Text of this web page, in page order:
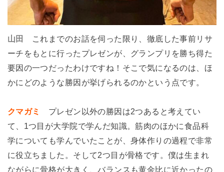
山田
これまでのお話を伺った限り、徹底した事前リサ
ーチをもとに行ったプレゼンが、グランプリを勝ち得た
要因の一つだったわけですね！そこで気になるのは、ほ
かにどのような勝因が挙げられるのかという点です。
クマガミ プレゼン以外の勝因は2つあると考えてい
て、1つ目が大学院で学んだ知識。筋肉のほかに食品科
学についても学んでいたことが、身体作りの過程で非常
に役立ちました。そして2つ目が骨格です。僕は生まれ
ながらに骨格が大きく、バランスも黄金比に近かったの